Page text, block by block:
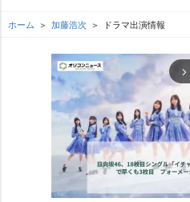
ホーム 加藤浩次 ドラマ出演情報
arrow_forward_ios